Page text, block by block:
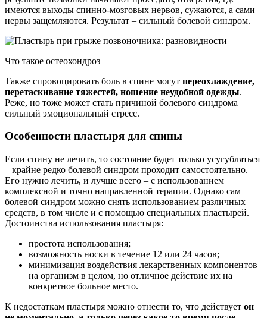
имеются выходы спинно-мозговых нервов, сужаются, а сами
нервы защемляются. Результат – сильный болевой синдром.
Что такое остеохондроз
Также спровоцировать боль в спине могут переохлаждение,
перетаскивание тяжестей, ношение неудобной одежды.
Реже, но тоже может стать причиной болевого синдрома
сильный эмоциональный стресс.
Особенности пластыря для спины
Если спину не лечить, то состояние будет только усугубляться
– крайне редко болевой синдром проходит самостоятельно.
Его нужно лечить, и лучше всего – с использованием
комплексной и точно направленной терапии. Однако сам
болевой синдром можно снять использованием различных
средств, в том числе и с помощью специальных пластырей.
Достоинства использования пластыря:
простота использования;
возможность носки в течение 12 или 24 часов;
минимизация воздействия лекарственных компонентов
на организм в целом, но отличное действие их на
конкретное больное место.
К недостаткам пластыря можно отнести то, что действует он